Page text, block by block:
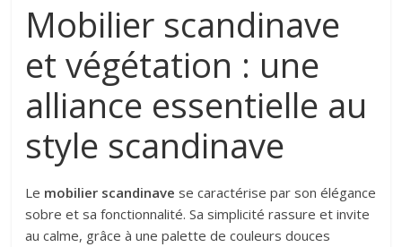
Mobilier scandinave
et végétation : une
alliance essentielle au
style scandinave
Le mobilier scandinave se caractérise par son élégance
sobre et sa fonctionnalité. Sa simplicité rassure et invite
au calme, grâce à une palette de couleurs douces